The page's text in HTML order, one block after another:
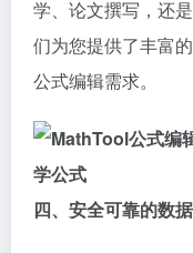
学、论文撰写，还
们为您提供了丰富
公式编辑需求。
四、安全可靠的数